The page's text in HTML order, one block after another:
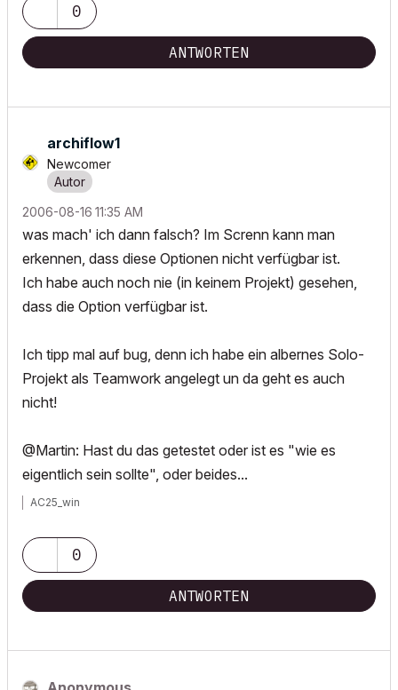
0
ANTWORTEN
archiflow1
Newcomer
‎2006-08-16 11:35 AM
was mach' ich dann falsch? Im Screnn kann man
erkennen, dass diese Optionen nicht verfügbar ist.
Ich habe auch noch nie (in keinem Projekt) gesehen,
dass die Option verfügbar ist.
Ich tipp mal auf bug, denn ich habe ein albernes Solo-
Projekt als Teamwork angelegt un da geht es auch
nicht!
@Martin: Hast du das getestet oder ist es "wie es
eigentlich sein sollte", oder beides...
AC25_win
0
ANTWORTEN